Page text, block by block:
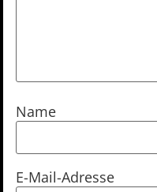
Name
E-Mail-Adresse